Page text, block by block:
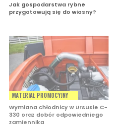
Jak gospodarstwa rybne
przygotowują się do wiosny?
MATERIAŁ PROMOCYJNY
Wymiana chłodnicy w Ursusie C-
330 oraz dobór odpowiedniego
zamiennika